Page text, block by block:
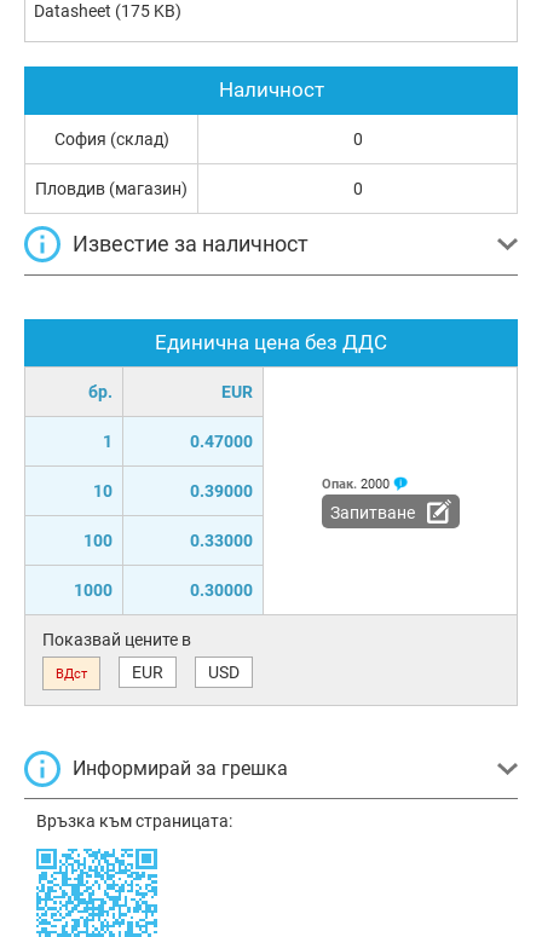
Datasheet (175 KB)
Единична цена без ДДС
бр. EUR
1 0.47000
10 0.39000
100 0.33000
1000 0.30000
Опак. 2000
Запитване
Показвай цените в
ВДст EUR USD
Информирай за грешка
Връзка към страницата:
Наличност
София (склад) 0
Пловдив (магазин) 0
Известие за наличност